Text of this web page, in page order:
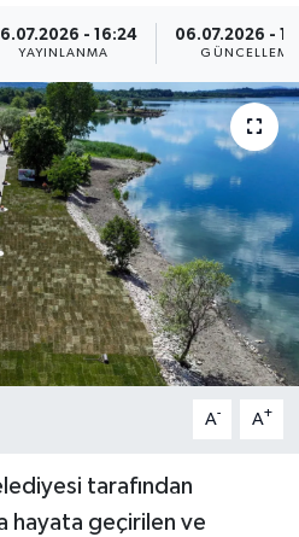
- 16:24
YAYINLANMA
06.07.2026 -
GÜNCELLEME
A- A+
tarafından
hayata geçirilen ve